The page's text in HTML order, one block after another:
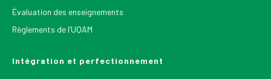
Évaluation des enseignements
Règlements de l’UQAM
Intégration et perfectionnement